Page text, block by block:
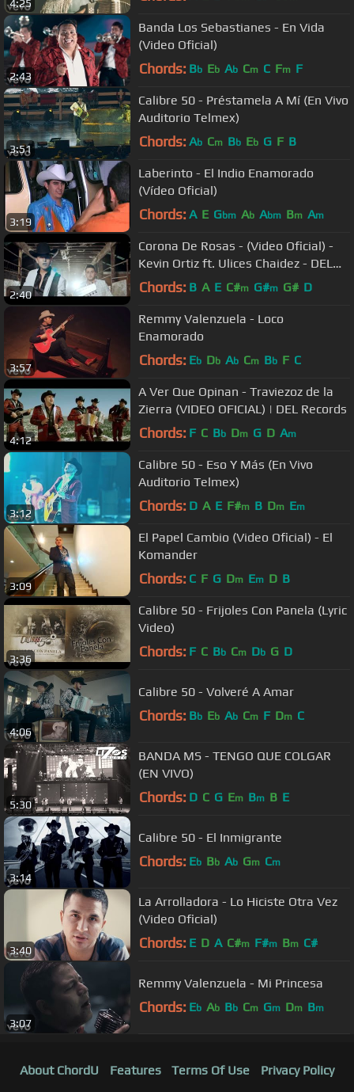
4:25
2:43
Banda Los Sebastianes - En Vida
(Video Oficial)
Chords: Bb Eb Ab Cm C Fm F
3:51
Calibre 50 - Préstamela A Mí (En Vivo
Auditorio Telmex)
Chords: Ab Cm Bb Eb G F B
3:19
Laberinto - El Indio Enamorado
(Vídeo Oficial)
Chords: A E Gbm Ab Abm Bm Am
2:40
Corona De Rosas - (Video Oficial) -
Kevin Ortiz ft. Ulices Chaidez - DEL
Records 2017
Chords: B A E C#m G#m G# D
3:57
Remmy Valenzuela - Loco
Enamorado
Chords: Eb Db Ab Cm Bb F C
4:12
A Ver Que Opinan - Traviezoz de la
Zierra (VIDEO OFICIAL) | DEL Records
Chords: F C Bb Dm G D Am
3:12
Calibre 50 - Eso Y Más (En Vivo
Auditorio Telmex)
Chords: D A E F#m B Dm Em
3:09
El Papel Cambio (Video Oficial) - El
Komander
Chords: C F G Dm Em D B
3:36
Calibre 50 - Frijoles Con Panela (Lyric
Video)
Chords: F C Bb Cm Db G D
4:06
Calibre 50 - Volveré A Amar
Chords: Bb Eb Ab Cm F Dm C
5:30
BANDA MS - TENGO QUE COLGAR
(EN VIVO)
Chords: D C G Em Bm B E
3:14
Calibre 50 - El Inmigrante
Chords: Eb Bb Ab Gm Cm
3:40
La Arrolladora - Lo Hiciste Otra Vez
(Video Oficial)
Chords: E D A C#m F#m Bm C#
3:07
Remmy Valenzuela - Mi Princesa
Chords: Eb Ab Bb Cm Gm Dm Bm
About ChordU Features Terms Of Use
Privacy Policy